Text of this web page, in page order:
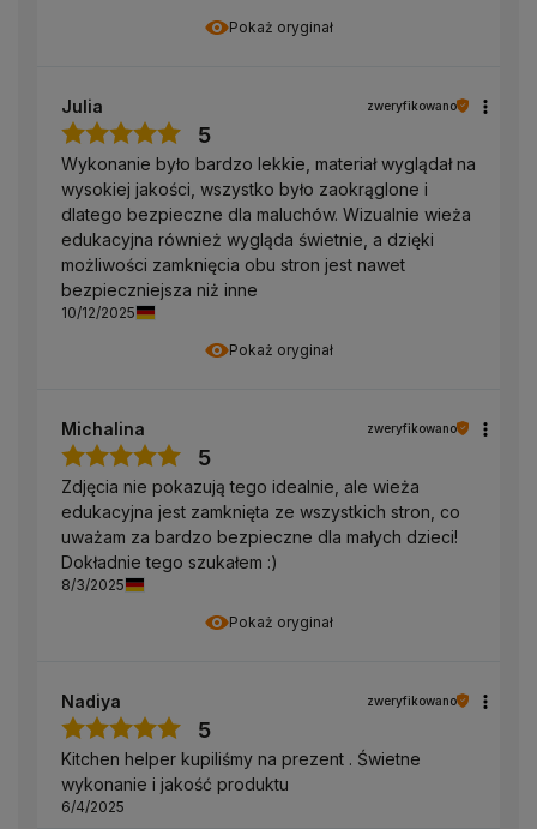
Pokaż oryginał
Pokaż oryginał
Julia zweryfikowano
5
Wykonanie było bardzo lekkie, materiał wyglądał na
wysokiej jakości, wszystko było zaokrąglone i
dlatego bezpieczne dla maluchów. Wizualnie wieża
edukacyjna również wygląda świetnie, a dzięki
możliwości zamknięcia obu stron jest nawet
bezpieczniejsza niż inne
10/12/2025
Pokaż oryginał
Michalina zweryfikowano
5
Zdjęcia nie pokazują tego idealnie, ale wieża
edukacyjna jest zamknięta ze wszystkich stron, co
uważam za bardzo bezpieczne dla małych dzieci!
Dokładnie tego szukałem :)
8/3/2025
Nadiya zweryfikowano
5
Kitchen helper kupiliśmy na prezent . Świetne
wykonanie i jakość produktu
6/4/2025